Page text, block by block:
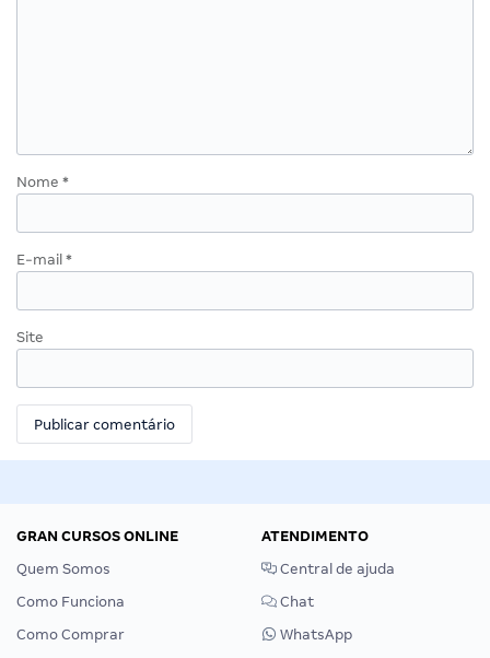
Nome *
E-mail *
Site
GRAN CURSOS ONLINE
Quem Somos
Como Funciona
Como Comprar
ATENDIMENTO
Central de ajuda
Chat
WhatsApp